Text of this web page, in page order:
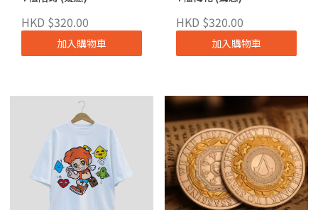
HKD $320.00
加入購物車
HKD $320.00
加入購物車